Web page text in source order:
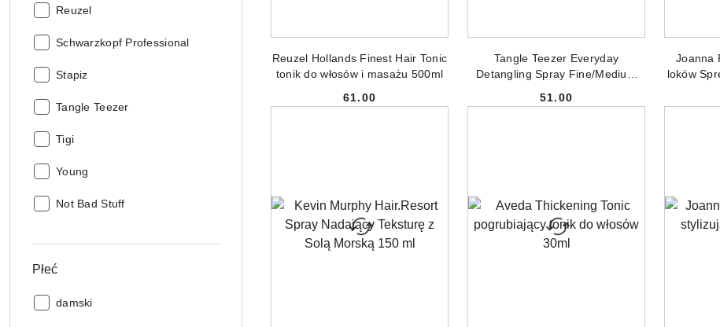
Producent:
Reuzel
Producent:
Schwarzkopf Professional
Producent:
Stapiz
Producent:
Tangle Teezer
Producent:
Tigi
Producent:
Young
Producent:
Not Bad Stuff
Płeć
Płeć:
damski
Reuzel Hollands Finest Hair Tonic
tonik do włosów i masażu 500ml
Cena:
61.00
Tangle Teezer Everyday
Detangling Spray Fine/Medium
cienkich i normalnych włosów
Cena:
51.00
Joanna
loków